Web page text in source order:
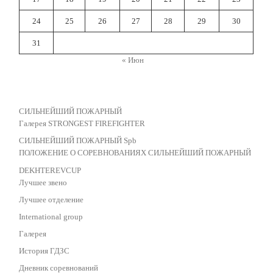
24 25 26 27 28 29 30
31
« Июн
СИЛЬНЕЙШИЙ ПОЖАРНЫЙ
Галерея STRONGEST FIREFIGHTER
СИЛЬНЕЙШИЙ ПОЖАРНЫЙ Spb
ПОЛОЖЕНИЕ О СОРЕВНОВАНИЯХ СИЛЬНЕЙШИЙ ПОЖАРНЫЙ
DEKHTEREVCUP
Лучшее звено
Лучшее отделение
International group
Галерея
История ГДЗС
Дневник соревнований